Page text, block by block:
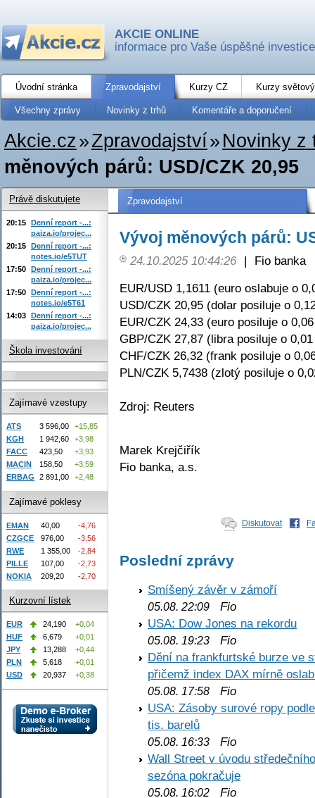
AKCIE ONLINE
informace pro Vaše úspěšné investice
Úvodní stránka Zpravodajství Kurzy CZ Kurzy
Všechny zprávy Novinky z trhů Komentáře a doporučení
Akcie.cz»Zpravodajství» Novinky z
měnových párů: USD/CZK 20,95
Zpravodajství
Vývoj měnových párů:
24.10.2025 10:44:26 |
Fio banka
EUR/USD 1,1611 (euro oslabuje o
USD/CZK 20,95 (dolar posiluje o
EUR/CZK 24,33 (euro posiluje o
GBP/CZK 27,87 (libra posiluje o
CHF/CZK 26,32 (frank posiluje o
PLN/CZK 5,7438 (zlotý posiluje o
Zdroj: Reuters
Marek Krejčiřík
Fio banka, a.s.
Diskutovat
Poslední zprávy
Smíšený závěr v zámoří
05.08. 22:09 Fio
USA: Dow Jones na rekordu
05.08. 19:23 Fio
Dění na frankfurtské burze ve
přičemž index DAX mírně
05.08. 17:58 Fio
USA: Zásoby surové ropy
tis. barelů
05.08. 16:33 Fio
Wall Street v úvodu
sezóna pokračuje
05.08. 16:02 Fio
Právě diskutujete
20:15 Denní report -...:
paiza.io/projec...
20:15 Denní report -...:
notes.io/e5TUT
17:50 Denní report -...:
paiza.io/projec...
17:50 Denní report -...:
notes.io/e5T61
14:03 Denní report -...:
paiza.io/projec...
Škola investování
Zajímavé vzestupy
ATS 3 596,00
+15,85
KGH
1 942,60
+3,98
FACC
423,50
+3,93
MACIN
158,50
+3,59
ERBAG
2 891,00 +2,48
Zajímavé poklesy
EMAN 40,00
-4,76
CZGCE
976,00
-3,56
RWE
1 355,00
-2,84
PILLE
107,00
-2,73
NOKIA
209,20 -2,70
Kurzovní lístek
EUR 24,190
+0,04
HUF
6,679
+0,01
JPY
13,288
+0,44
PLN
5,618
+0,01
USD
20,937 +0,38